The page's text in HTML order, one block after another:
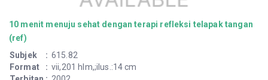
10 menit menuju sehat dengan terapi refleksi telapak tangan
(ref)
Subjek
: 615.82
Format
: vii,201 hlm,;ilus.:14 cm